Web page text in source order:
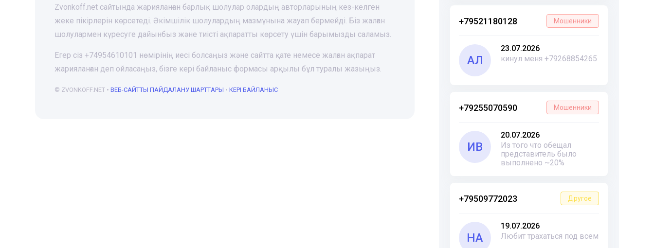
+79521180128 Мошенники
АЛ
23.07.2026
кинул меня +79268854265
+79255070590 Мошенники
ИВ
20.07.2026
Из того что обещал
представитель было
выполнено ~20%
+79509772023 Другое
НА
19.07.2026
Любит трахаться под всем
Zvonkoff.net сайтында жарияланған барлық шолулар олардың авторларының кез-келген
жеке пікірлерін көрсетеді. Әкімшілік шолулардың мазмұнына жауап бермейді. Біз жалған
шолулармен күресуге дайынбыз және тиісті ақпаратты көрсету үшін барымызды саламыз.
Егер сіз +74954610101 нөмірінің иесі болсаңыз және сайтта қате немесе жалған ақпарат
жарияланған деп ойласаңыз, бізге кері байланыс формасы арқылы бұл туралы жазыңыз.
© ZVONKOFF.NET • ВЕБ-CАЙТТЫ ПАЙДАЛАНУ ШАРТТАРЫ • КЕРІ БАЙЛАНЫС